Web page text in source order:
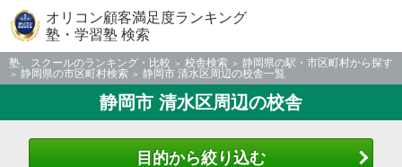
オリコン顧客満足度ランキング
塾・学習塾 検索
塾、スクールのランキング・比較 校舎検索
静岡県の駅・市区町村から探す
静岡県の市区町村検索
静岡市 清水区周辺の校舎一覧
静岡市 清水区周辺の校舎
目的から絞り込む